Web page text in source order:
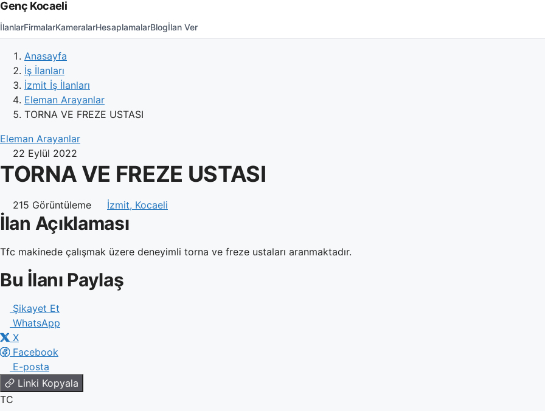
Genç Kocaeli
İlanlarFirmalarKameralarHesaplamalarBlogİlan Ver
Anasayfa
İş İlanları
İzmit İş İlanları
Eleman Arayanlar
TORNA VE FREZE USTASI
Eleman Arayanlar
22 Eylül 2022
TORNA VE FREZE USTASI
215 Görüntüleme İzmit, Kocaeli
İlan Açıklaması
Tfc makinede çalışmak üzere deneyimli torna ve freze ustaları aranmaktadır.
Bu İlanı Paylaş
Şikayet Et
WhatsApp
X
Facebook
E-posta
Linki Kopyala
TC